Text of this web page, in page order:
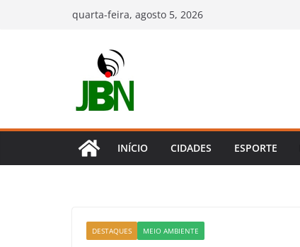
quarta-feira, agosto 5, 2026
INÍCIO CIDADES ESPORTE
DESTAQUES MEIO AMBIENTE